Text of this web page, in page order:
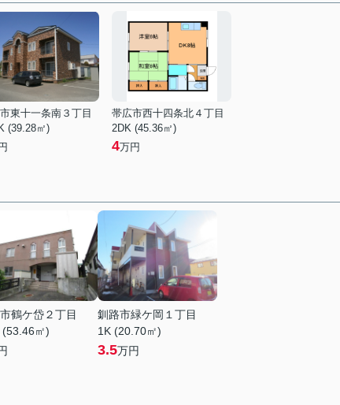
東十一条南３丁目
(39.28㎡)
帯広市西十四条北４丁目
2DK (45.36㎡)
4万円
鶴ケ岱２丁目
(53.46㎡)
釧路市緑ケ岡１丁目
1K (20.70㎡)
3.5万円